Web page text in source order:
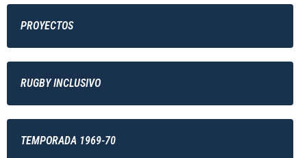
PROYECTOS
RUGBY INCLUSIVO
TEMPORADA 1969-70